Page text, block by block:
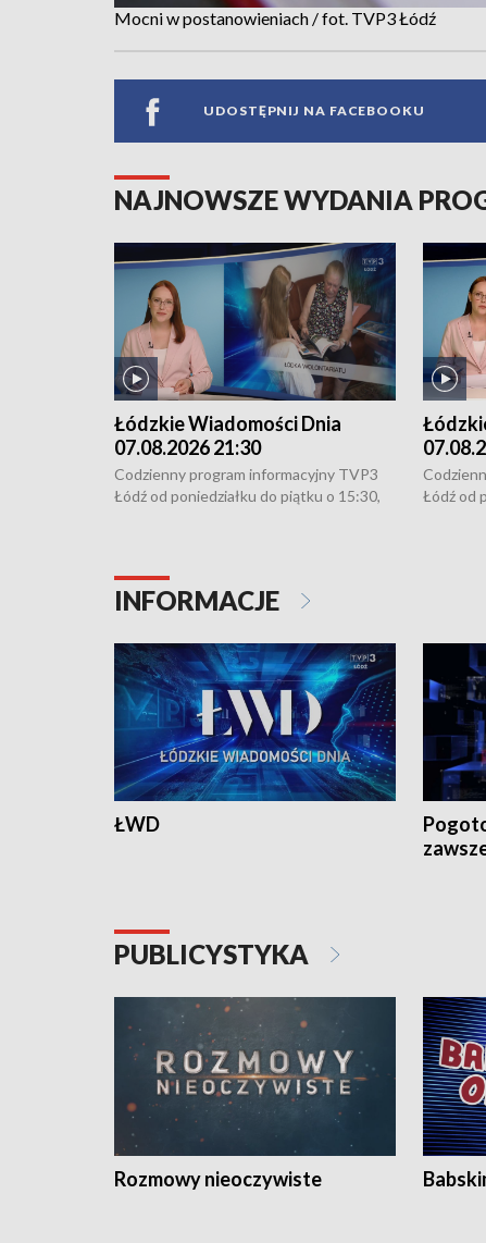
Mocni w postanowieniach / fot. TVP3 Łódź
UDOSTĘPNIJ NA FACEBOOKU
NAJNOWSZE WYDANIA
Łódzkie Wiadomości Dnia
07.08.2026 21:30
Codzienny program informacyjny TVP3
Łódź od poniedziałku do piątku o 15:30,
Łódź od
INFORMACJE
ŁWD
PUBLICYSTYKA
Rozmowy nieoczywiste